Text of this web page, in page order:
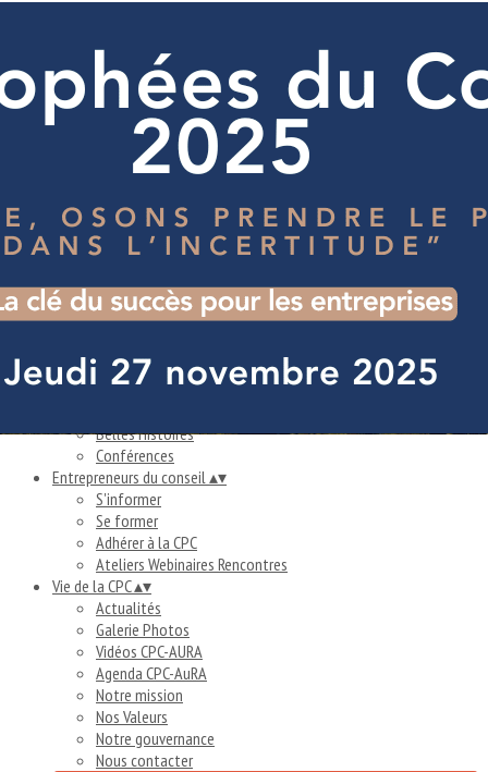
Exporter uniquement les colonnes affichées
Ajoutez un logo, un bouton, des réseaux sociaux
Cliquez pour éditer
Accueil▴▾
Accueil
Les ateliers du mois
S'informer
Trouver un consultant
Belles Histoires
Conférences
Entrepreneurs du conseil▴▾
S'informer
Se former
Adhérer à la CPC
Ateliers Webinaires Rencontres
Vie de la CPC▴▾
Actualités
Galerie Photos
Vidéos CPC-AURA
Agenda CPC-AuRA
Notre mission
Nos Valeurs
Notre gouvernance
Nous contacter